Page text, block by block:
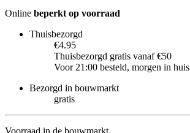
Online beperkt op voorraad
Thuisbezorgd
€4.95
Thuisbezorgd gratis vanaf €50
Voor 21:00 besteld, morgen in huis
Bezorgd in bouwmarkt
gratis
Voorraad in de bouwmarkt